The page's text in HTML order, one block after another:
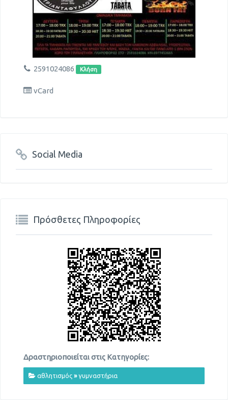
2591024086 Κλήση
vCard
Social Media
Πρόσθετες Πληροφορίες
Δραστηριοποιείται στις Κατηγορίες:
αθλητισμός »γυμναστήρια